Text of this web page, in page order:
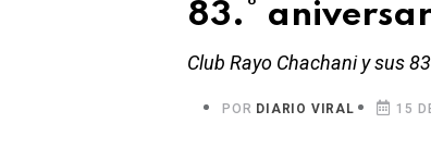
83.°
Club Rayo Chachani y sus
POR DIARIO VIRAL 15